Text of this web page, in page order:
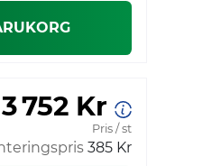
3 752 Kr
Pris / st
385 Kr